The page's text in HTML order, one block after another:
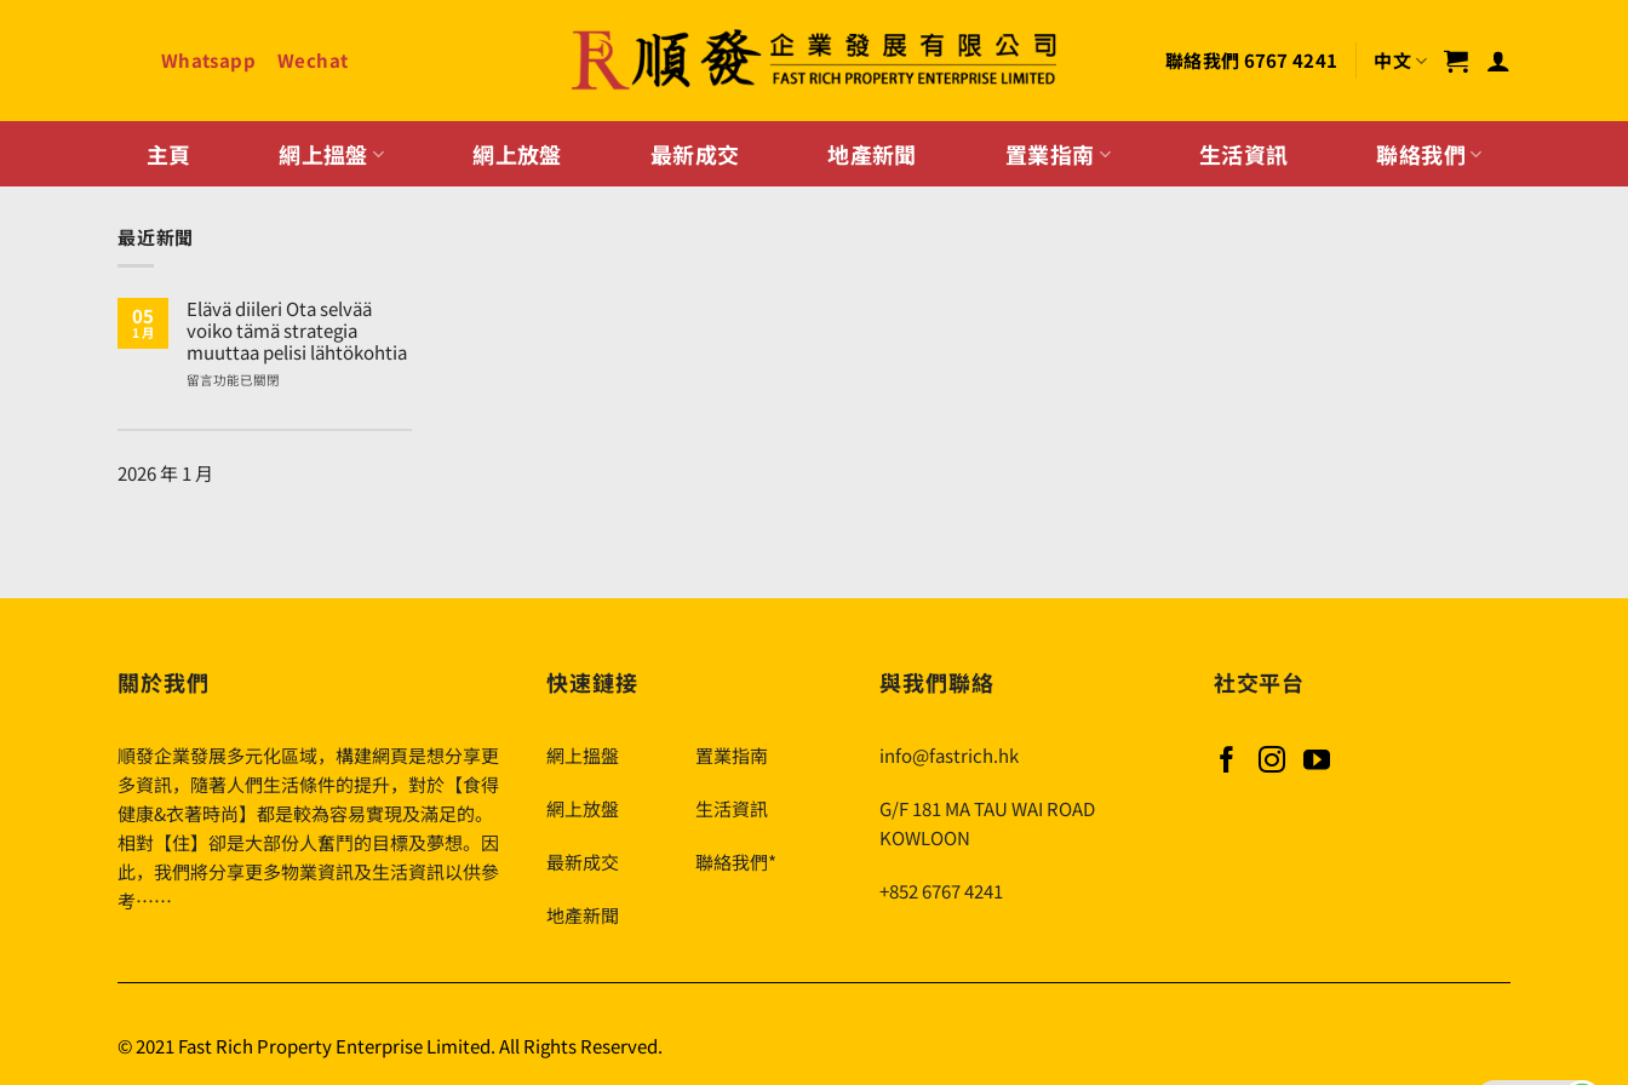
Whatsapp Wechat 聯絡我們 6767 4241 中文
主頁 網上搵盤 網上放盤 最新成交 地產新聞 置業指南 生活資訊 聯絡我們
最近新聞
05
1 月
Elävä diileri Ota selvää
voiko tämä strategia
muuttaa pelisi lähtökohtia
在
voiko
留言功能已關閉
2026 年 1 月
關於我們
順發企業發展多元化區域，構建網頁是想分享更
多資訊，隨著人們生活條件的提升，對於【食得
健康&衣著時尚】都是較為容易實現及滿足的。
相對【住】卻是大部份人奮鬥的目標及夢想。因
此，我們將分享更多物業資訊及生活資訊以供參
考……
快速鏈接
網上搵盤 置業指南
網上放盤 生活資訊
最新成交 聯絡我們*
地產新聞
與我們聯絡
info@fastrich.hk
G/F 181 MA TAU WAI ROAD
KOWLOON
+852 6767 4241
社交平台
© 2021 Fast Rich Property Enterprise Limited. All Rights Reserved.